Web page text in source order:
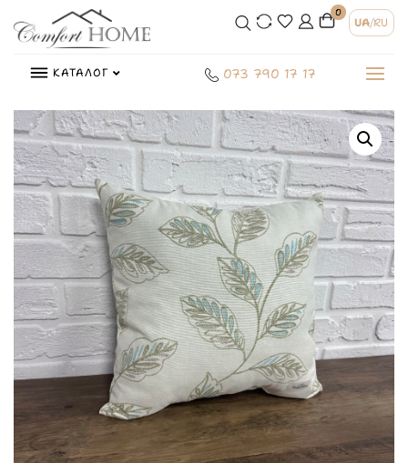
0
UA/RU
КАТАЛОГ 073 790 17 17